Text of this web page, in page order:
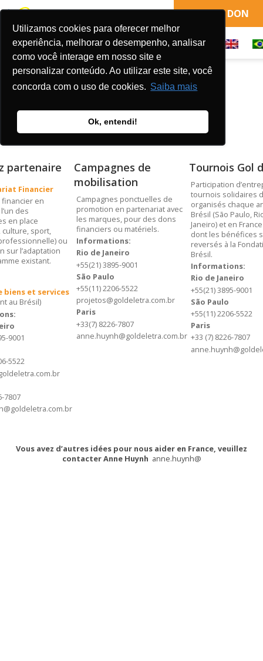
Utilizamos cookies para oferecer melhor
experiência, melhorar o desempenho, analisar
como você interage em nosso site e
personalizar conteúdo. Ao utilizar este site, você
concorda com o uso de cookies. Saiba mais
Ok, entendi!
FAIRE UN DON
LES FORMES DE DONS
partenaire
Financier
en
des
en place
culture, sport,
ou
sur l’adaptation
existant.
biens et services
au Brésil)
9001
5522
7807
Campagnes de
mobilisation
Campagnes ponctuelles de
promotion en partenariat avec
les marques, pour des dons
financiers ou matériels.
Informations:
Rio de Janeiro
+55(21) 3895-9001
São Paulo
+55(11) 2206-5522
projetos@goldeletra.com.br
Paris
+33(7) 8226-7807
anne.huynh@goldeletra.com.br
Tournois Gol
Participation
tournois solidaires
organisés chaque
Brésil (São Paulo,
Janeiro) et en
dont les bénéfices
reversés à la
Brésil.
Informations:
Rio de Janeiro
+55(21) 3895-9001
São Paulo
+55(11) 2206-5522
Paris
+33 (7) 8226-7807
Vous avez d’autres idées pour nous aider en France, veuillez
contacter Anne Huynh anne.huynh@